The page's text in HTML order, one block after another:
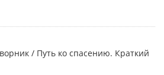
/ Путь ко спасению. Краткий